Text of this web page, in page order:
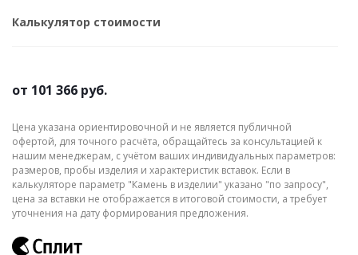
Калькулятор стоимости
от 101 366 руб.
Цена указана ориентировочной и не является публичной
офертой, для точного расчёта, обращайтесь за консультацией к
нашим менеджерам, с учётом ваших индивидуальных параметров:
размеров, пробы изделия и характеристик вставок. Если в
калькуляторе параметр "Камень в изделии" указано "по запросу",
цена за вставки не отображается в итоговой стоимости, а требует
уточнения на дату формирования предложения.